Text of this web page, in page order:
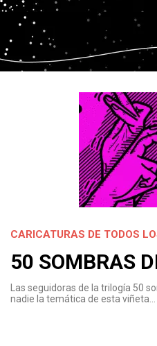
CARICATURAS DE TODOS
50 SOMBRAS
Las seguidoras de la trilogía 50
nadie la temática de esta viñeta…